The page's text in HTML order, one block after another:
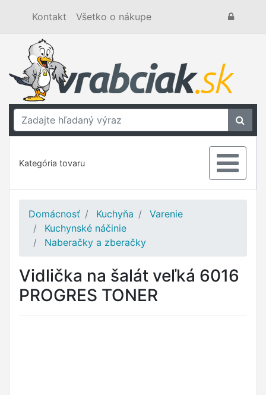
Kontakt Všetko o nákupe
Kategória tovaru
Domácnosť Kuchyňa
Varenie
Kuchynské náčinie
Naberačky a zberačky
Vidlička na šalát veľká 6016
PROGRES TONER